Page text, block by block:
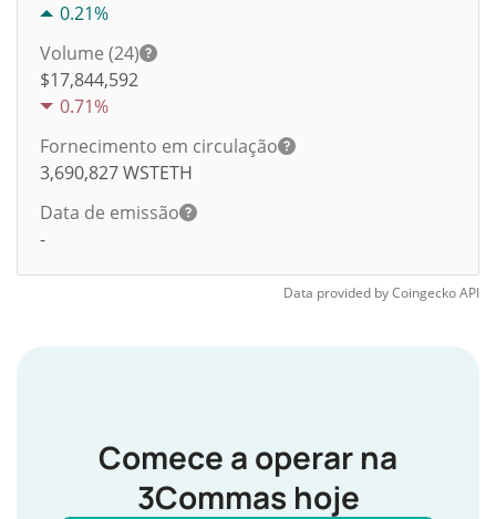
0.21%
Volume (24)
$17,844,592
0.71%
Fornecimento em circulação
3,690,827WSTETH
Data de emissão
-
Data provided byCoingeckoAPI
Comece a operar na
3Commas hoje